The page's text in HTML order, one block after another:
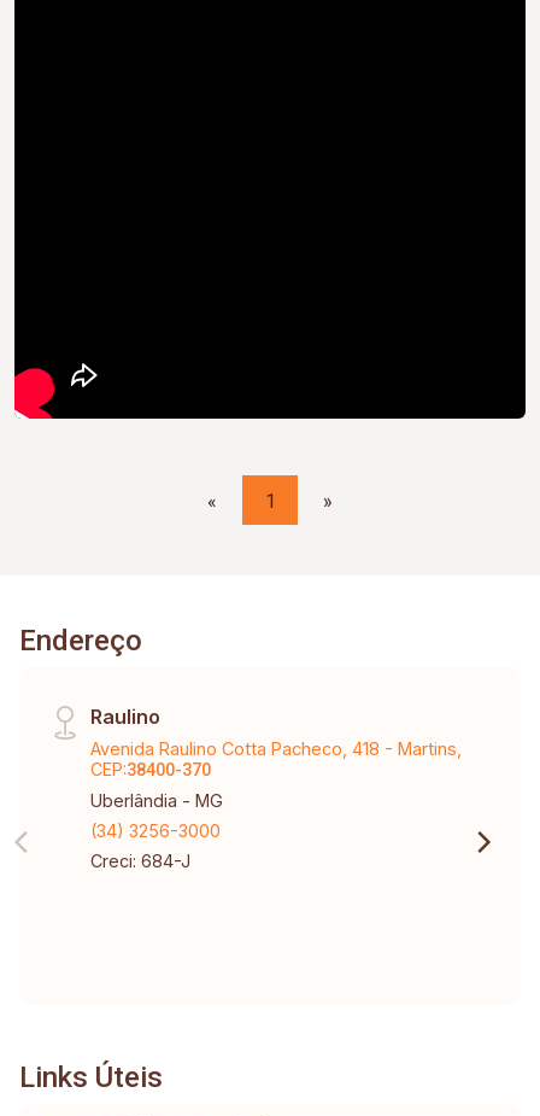
« 1 »
Endereço
Raulino
Avenida Raulino Cotta Pacheco, 418 - Martins,
CEP:38400-370
Uberlândia - MG
(34) 3256-3000
Creci: 684-J
Links Úteis